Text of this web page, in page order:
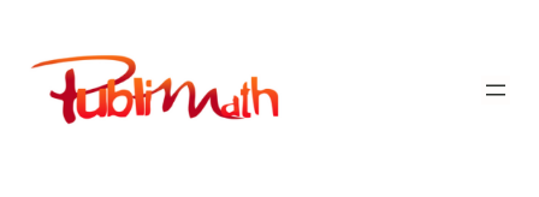
contenu
Publimath